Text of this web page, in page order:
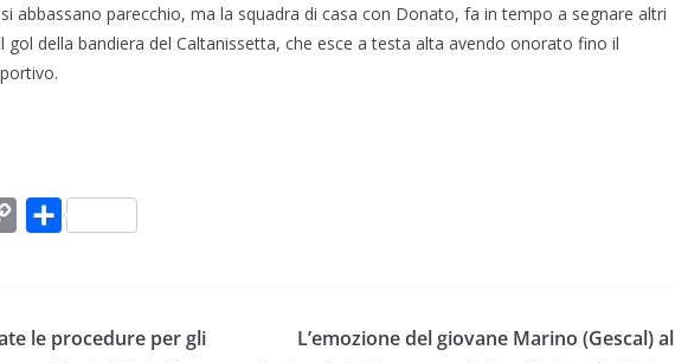
abbassano parecchio, ma la squadra di casa con Donato, fa in tempo a segnare altri
gol della bandiera del Caltanissetta, che esce a testa alta avendo onorato fino il
C
le procedure per gli
L’emozione del giovane Marino (Gescal) al